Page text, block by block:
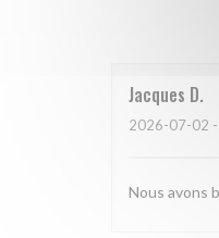
Jacques D
2026-07-02
Nous avons